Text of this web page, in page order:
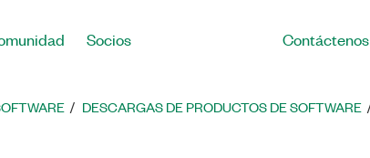
Socios Contáctenos
DESCARGAS DE PRODUCTOS DE SOFTWARE